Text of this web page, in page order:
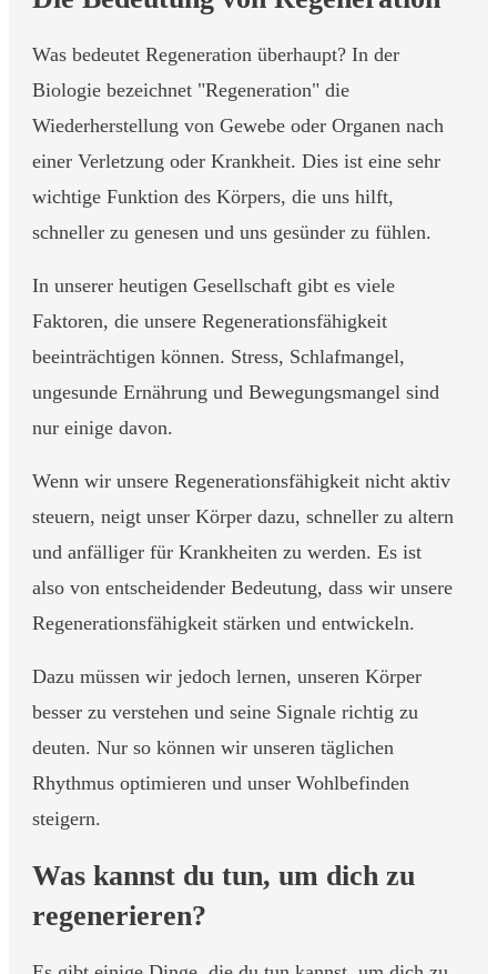
Was bedeutet Regeneration überhaupt? In der
Biologie bezeichnet "Regeneration" die
Wiederherstellung von Gewebe oder Organen nach
einer Verletzung oder Krankheit. Dies ist eine sehr
wichtige Funktion des Körpers, die uns hilft,
schneller zu genesen und uns gesünder zu fühlen.
In unserer heutigen Gesellschaft gibt es viele
Faktoren, die unsere Regenerationsfähigkeit
beeinträchtigen können. Stress, Schlafmangel,
ungesunde Ernährung und Bewegungsmangel sind
nur einige davon.
Wenn wir unsere Regenerationsfähigkeit nicht aktiv
steuern, neigt unser Körper dazu, schneller zu altern
und anfälliger für Krankheiten zu werden. Es ist
also von entscheidender Bedeutung, dass wir unsere
Regenerationsfähigkeit stärken und entwickeln.
Dazu müssen wir jedoch lernen, unseren Körper
besser zu verstehen und seine Signale richtig zu
deuten. Nur so können wir unseren täglichen
Rhythmus optimieren und unser Wohlbefinden
steigern.
Was kannst du tun, um dich zu
regenerieren?